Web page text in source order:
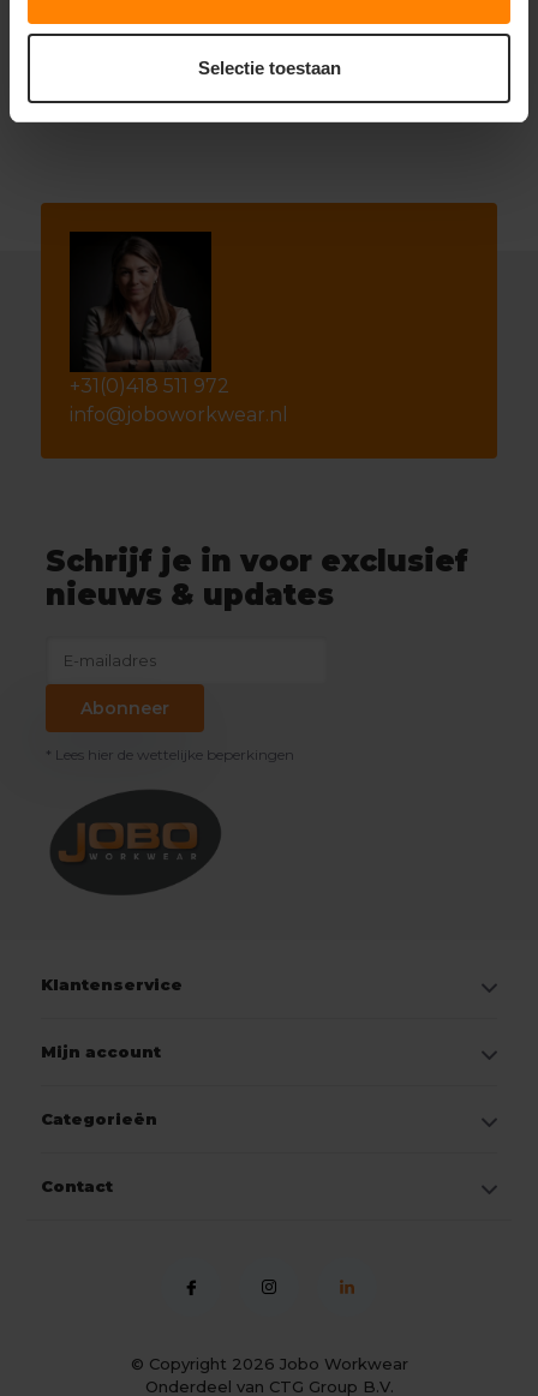
Selectie toestaan
+31(0)418 511 972
info@joboworkwear.nl
Schrijf je in voor exclusief
nieuws & updates
Abonneer
* Lees hier de wettelijke beperkingen
Klantenservice
Mijn account
Categorieën
Contact
© Copyright 2026 Jobo Workwear
Onderdeel van CTG Group B.V.